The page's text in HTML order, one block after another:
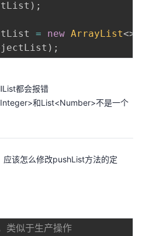
) ;
= new ArrayList<>
) ;
都会报错
和List<Number>不是一个
该怎么修改pushList方法的定
似于生产操作